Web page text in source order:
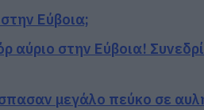
Εύβοια;
αύριο στην Εύβοια!
μεγάλο πεύκο σε